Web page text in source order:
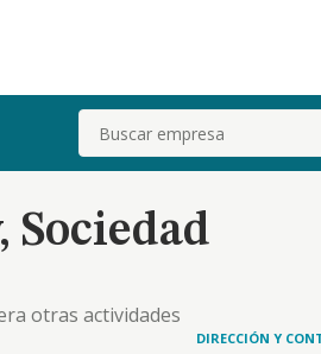
Buscar
Sociedad
otras actividades
para el procesado y
DIRECCIÓN Y